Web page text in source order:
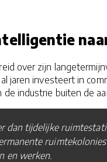
over zijn
jaren investeert in
industrie buiten de
dan tijdelijke
en werken.